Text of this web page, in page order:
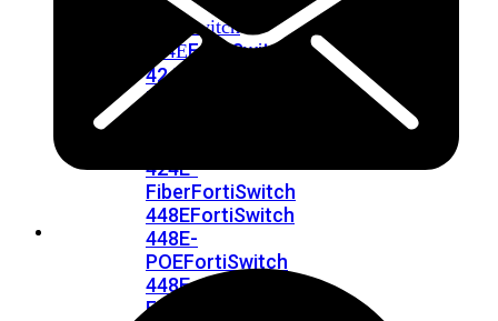
FortiSwitch
424EFortiSwitch
424E-
POE
424E-
FiberFortiSwitch
448EFortiSwitch
448E-
POEFortiSwitch
448E-
FPOE